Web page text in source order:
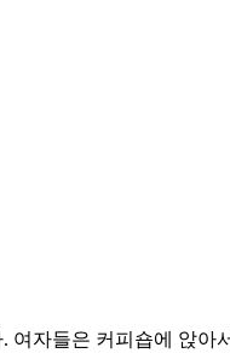
여자들은 커피숍에 앉